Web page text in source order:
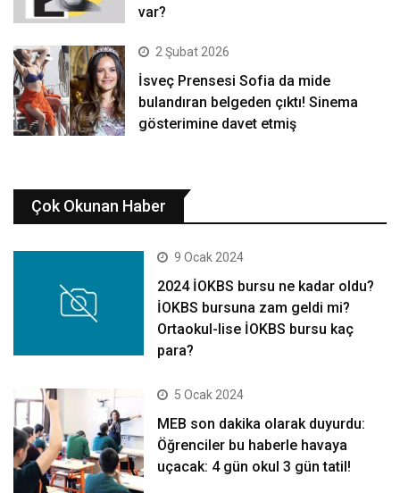
var?
2 Şubat 2026
İsveç Prensesi Sofia da mide
bulandıran belgeden çıktı! Sinema
gösterimine davet etmiş
Çok Okunan Haber
9 Ocak 2024
2024 İOKBS bursu ne kadar oldu?
İOKBS bursuna zam geldi mi?
Ortaokul-lise İOKBS bursu kaç
para?
5 Ocak 2024
MEB son dakika olarak duyurdu:
Öğrenciler bu haberle havaya
uçacak: 4 gün okul 3 gün tatil!